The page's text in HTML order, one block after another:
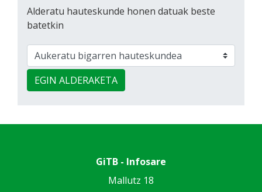
Alderatu hauteskunde honen datuak beste
batetkin
EGIN ALDERAKETA
GiTB - Infosare
Mallutz 18